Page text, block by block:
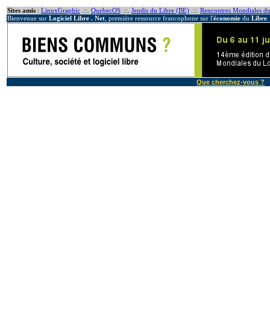
Sites amis : LinuxGraphic .::. QuebecOS .::. Jeudis du Libre (BE) .::. Rencontres Mondiales
Bienvenue sur Logiciel Libre . Net , première ressource francophone sur l'économie du Libre
Que cherchez-vous ?